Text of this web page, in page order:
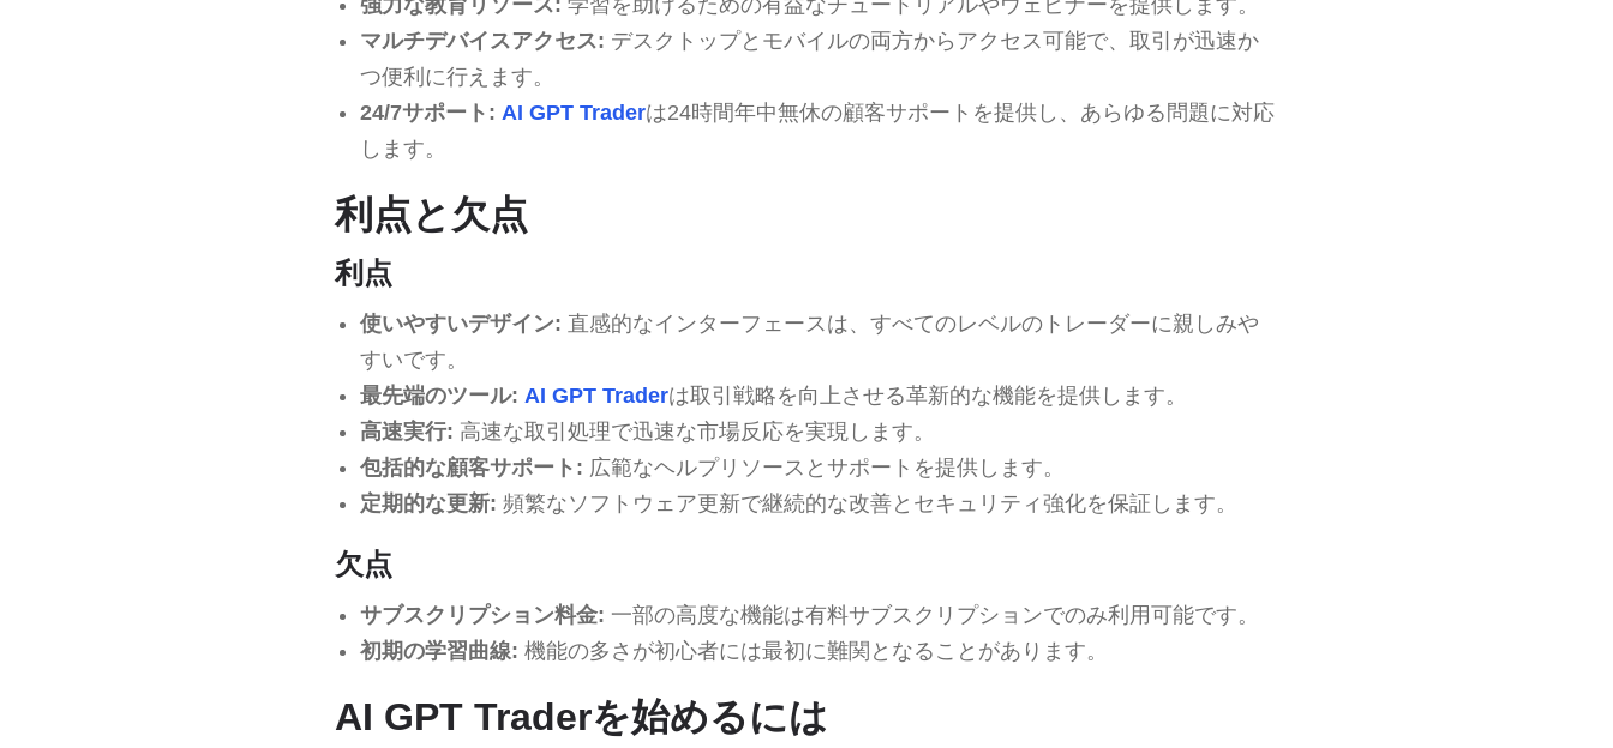
マルチデバイスアクセス: デスクトップとモバイルの両方からアクセス可能で、取引が迅速か
つ便利に行えます。
24/7サポート: AI GPT Traderは24時間年中無休の顧客サポートを提供し、あらゆる問題に対応
します。
利点と欠点
利点
使いやすいデザイン: 直感的なインターフェースは、すべてのレベルのトレーダーに親しみや
すいです。
最先端のツール: AI GPT Traderは取引戦略を向上させる革新的な機能を提供します。
高速実行: 高速な取引処理で迅速な市場反応を実現します。
包括的な顧客サポート: 広範なヘルプリソースとサポートを提供します。
定期的な更新: 頻繁なソフトウェア更新で継続的な改善とセキュリティ強化を保証します。
欠点
サブスクリプション料金: 一部の高度な機能は有料サブスクリプションでのみ利用可能です。
初期の学習曲線: 機能の多さが初心者には最初に難関となることがあります。
AI GPT Traderを始めるには